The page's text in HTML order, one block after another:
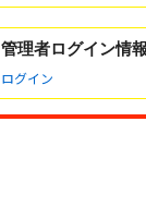
管理者ログイン情報
ログイン